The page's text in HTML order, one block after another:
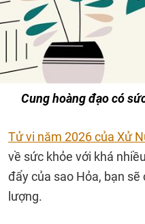
Cung hoàng đạo có
Tử vi năm 2026 của Xử
về sức khỏe với khá
đẩy của sao Hỏa, bạn
lượng.